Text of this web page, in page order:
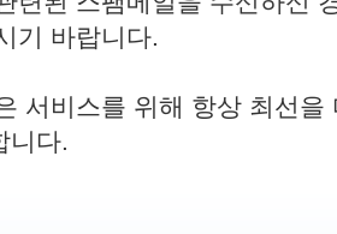
기 바랍니다.
서비스를 위해 항상 최선
니다.